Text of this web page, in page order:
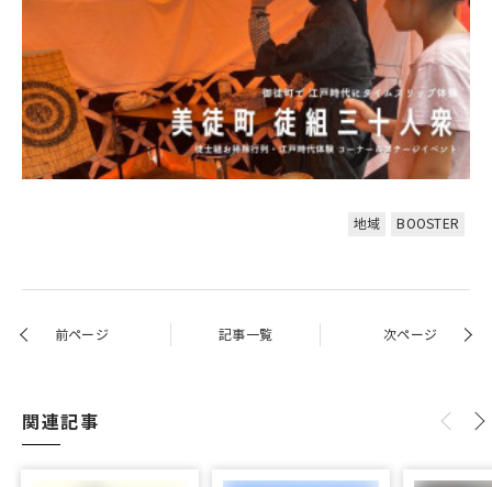
地域 BOOSTER
前ページ 記事一覧 次ページ
関連記事